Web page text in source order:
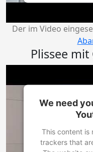
Der im Video
Plissee
We need
This content is
trackers that